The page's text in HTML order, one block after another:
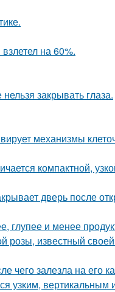
на 60%.
закрывать глаза.
механизмы
компактной,
дверь после
глупее и менее
розы, известный
чего залезла на его
узким, вертикальным